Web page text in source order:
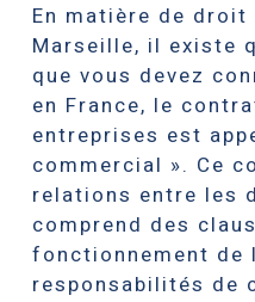
En matière de
Marseille, il existe
que vous devez
en France, le
entreprises est
commercial ». Ce
relations entre les
comprend des
fonctionnement de
responsabilités de